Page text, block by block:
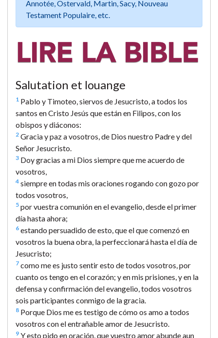
Annotée, Ostervald, Martin, Sacy, Nouveau
Testament Populaire, etc.
Salutation et louange
1 Pablo y Timoteo, siervos de Jesucristo, a todos los
santos en Cristo Jesús que están en Filipos, con los
obispos y diáconos:
2 Gracia y paz a vosotros, de Dios nuestro Padre y del
Señor Jesucristo.
3 Doy gracias a mi Dios siempre que me acuerdo de
vosotros,
4 siempre en todas mis oraciones rogando con gozo por
todos vosotros,
5 por vuestra comunión en el evangelio, desde el primer
día hasta ahora;
6 estando persuadido de esto, que el que comenzó en
vosotros la buena obra, la perfeccionará hasta el día de
Jesucristo;
7 como me es justo sentir esto de todos vosotros, por
cuanto os tengo en el corazón; y en mis prisiones, y en la
defensa y confirmación del evangelio, todos vosotros
sois participantes conmigo de la gracia.
8 Porque Dios me es testigo de cómo os amo a todos
vosotros con el entrañable amor de Jesucristo.
9 Y esto pido en oración, que vuestro amor abunde aun